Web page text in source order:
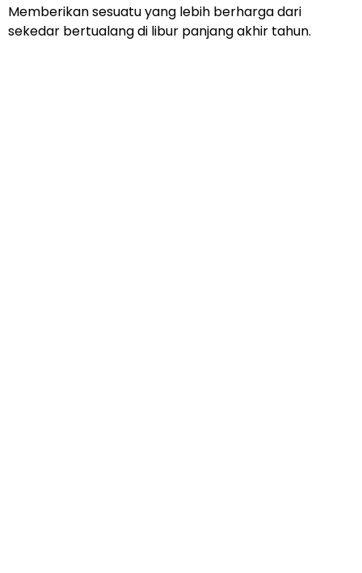
Memberikan sesuatu yang lebih berharga dari
sekedar bertualang di libur panjang akhir tahun.